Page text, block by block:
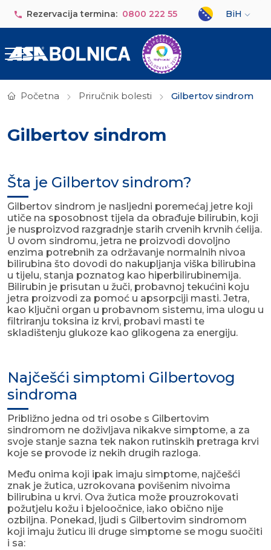
Rezervacija termina: 0800 222 55
Select your
BiH
Početna Priručnik bolesti Gilbertov sindrom
Gilbertov sindrom
Šta je Gilbertov sindrom?
Gilbertov sindrom je nasljedni poremećaj jetre koji
utiče na sposobnost tijela da obrađuje bilirubin, koji
je nusproizvod razgradnje starih crvenih krvnih ćelija.
U ovom sindromu, jetra ne proizvodi dovoljno
enzima potrebnih za održavanje normalnih nivoa
bilirubina što dovodi do nakupljanja viška bilirubina
u tijelu, stanja poznatog kao hiperbilirubinemija.
Bilirubin je prisutan u žuči, probavnoj tekućini koju
jetra proizvodi za pomoć u apsorpciji masti. Jetra,
kao ključni organ u probavnom sistemu, ima ulogu u
filtriranju toksina iz krvi, probavi masti te
skladištenju glukoze kao glikogena za energiju.
Najčešći simptomi Gilbertovog
sindroma
Približno jedna od tri osobe s Gilbertovim
sindromom ne doživljava nikakve simptome, a za
svoje stanje sazna tek nakon rutinskih pretraga krvi
koje se provode iz nekih drugih razloga.
Među onima koji ipak imaju simptome, najčešći
znak je žutica, uzrokovana povišenim nivoima
bilirubina u krvi. Ova žutica može prouzrokovati
požutjelu kožu i bjeloočnice, iako obično nije
ozbiljna. Ponekad, ljudi s Gilbertovim sindromom
koji imaju žuticu ili druge simptome se mogu suočiti
i sa: